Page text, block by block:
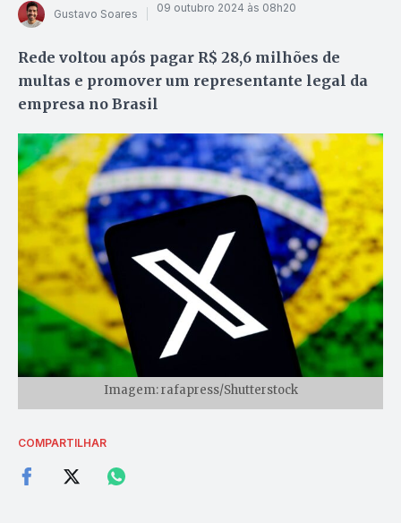
Gustavo Soares 09 outubro 2024 às 08h20
Rede voltou após pagar R$ 28,6 milhões de
multas e promover um representante legal da
empresa no Brasil
Imagem: rafapress/Shutterstock
COMPARTILHAR